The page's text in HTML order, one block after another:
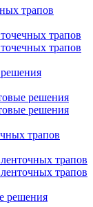
трапов
трапов
трапов
решения
решения
трапов
трапов
трапов
решения